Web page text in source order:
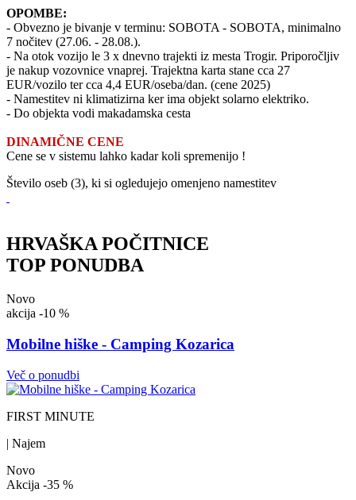
OPOMBE:
- Obvezno je bivanje v terminu: SOBOTA - SOBOTA, minimalno
7 nočitev (27.06. - 28.08.).
- Na otok vozijo le 3 x dnevno trajekti iz mesta Trogir. Priporočljiv
je nakup vozovnice vnaprej. Trajektna karta stane cca 27
EUR/vozilo ter cca 4,4 EUR/oseba/dan. (cene 2025)
- Namestitev ni klimatizirna ker ima objekt solarno elektriko.
- Do objekta vodi makadamska cesta
DINAMIČNE CENE
Cene se v sistemu lahko kadar koli spremenijo !
Število oseb (3), ki si ogledujejo omenjeno namestitev
HRVAŠKA POČITNICE
TOP PONUDBA
Novo
akcija -10 %
Mobilne hiške - Camping Kozarica
Več o ponudbi
FIRST MINUTE
| Najem
Novo
Akcija -35 %